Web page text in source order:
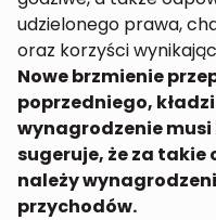
udzielonego prawa,
oraz korzyści
Nowe brzmienie
poprzedniego,
wynagrodzenie
sugeruje, że za takie
należy
przychodów.